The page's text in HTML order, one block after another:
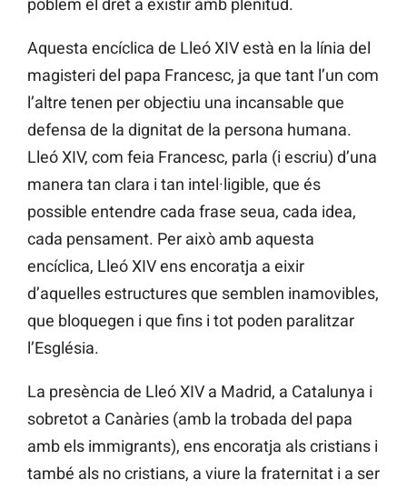
poblem el dret a existir amb plenitud.
Aquesta encíclica de Lleó XIV està en la línia del
magisteri del papa Francesc, ja que tant l’un com
l’altre tenen per objectiu una incansable que
defensa de la dignitat de la persona humana.
Lleó XIV, com feia Francesc, parla (i escriu) d’una
manera tan clara i tan intel·ligible, que és
possible entendre cada frase seua, cada idea,
cada pensament. Per això amb aquesta
encíclica, Lleó XIV ens encoratja a eixir
d’aquelles estructures que semblen inamovibles,
que bloquegen i que fins i tot poden paralitzar
l’Església.
La presència de Lleó XIV a Madrid, a Catalunya i
sobretot a Canàries (amb la trobada del papa
amb els immigrants), ens encoratja als cristians i
també als no cristians, a viure la fraternitat i a ser